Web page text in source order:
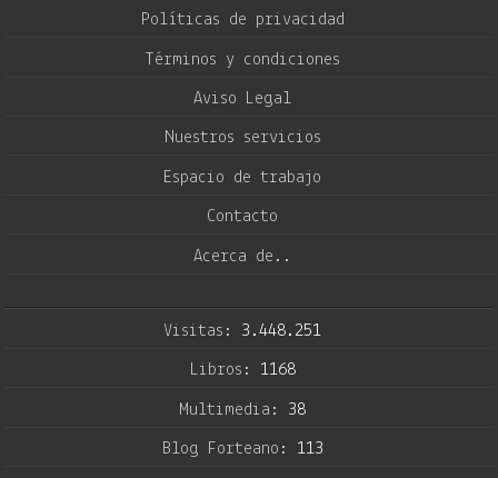
Políticas de privacidad
Términos y condiciones
Aviso Legal
Nuestros servicios
Espacio de trabajo
Contacto
Acerca de..
Visitas: 3.448.251
Libros: 1168
Multimedia: 38
Blog Forteano: 113